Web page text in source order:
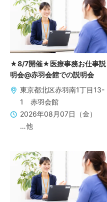
★8/7開催★医療事務お仕事説
明会@赤羽会館での説明会
東京都北区赤羽南1丁目13-
1 赤羽会館
2026年08月07日（金）
…他